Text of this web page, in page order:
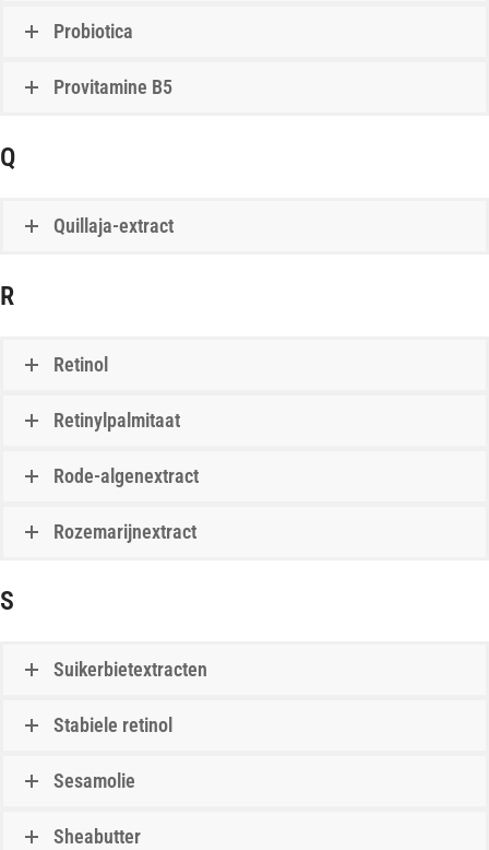
Probiotica
Provitamine B5
Q
Quillaja-extract
R
Retinol
Retinylpalmitaat
Rode-algenextract
Rozemarijnextract
S
Suikerbietextracten
Stabiele retinol
Sesamolie
Sheabutter